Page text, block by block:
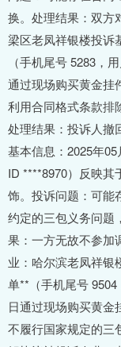
换。处理结果：双方
梁区老凤祥银楼投诉
（手机尾号 5283，
通过现场购买黄金挂
利用合同格式条款排
处理结果：投诉人撤
基本信息：2025年
ID ****8970）反映其
饰。投诉问题：可能
约定的三包义务问题
果：一方无故不参加
业：哈尔滨老凤祥银
单**（手机尾号
日通过现场购买黄金
不履行国家规定的三